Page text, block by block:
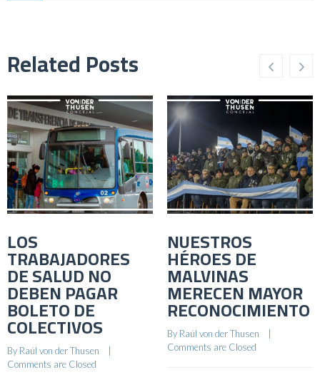
Related Posts
LOS
TRABAJADORES
DE SALUD NO
DEBEN PAGAR
BOLETO DE
COLECTIVOS
By Raúl von der Thusen
Comments are Closed
NUESTROS
HÉROES DE
MALVINAS
MERECEN MAYOR
RECONOCIMIENTO
By Raúl von der Thusen
Comments are Closed